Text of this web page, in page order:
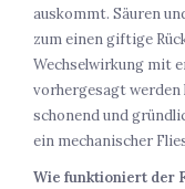
auskommt. Säuren
zum einen giftige
Wechselwirkung mit
vorhergesagt werden
schonend und
ein mechanischer
Wie funktioniert der